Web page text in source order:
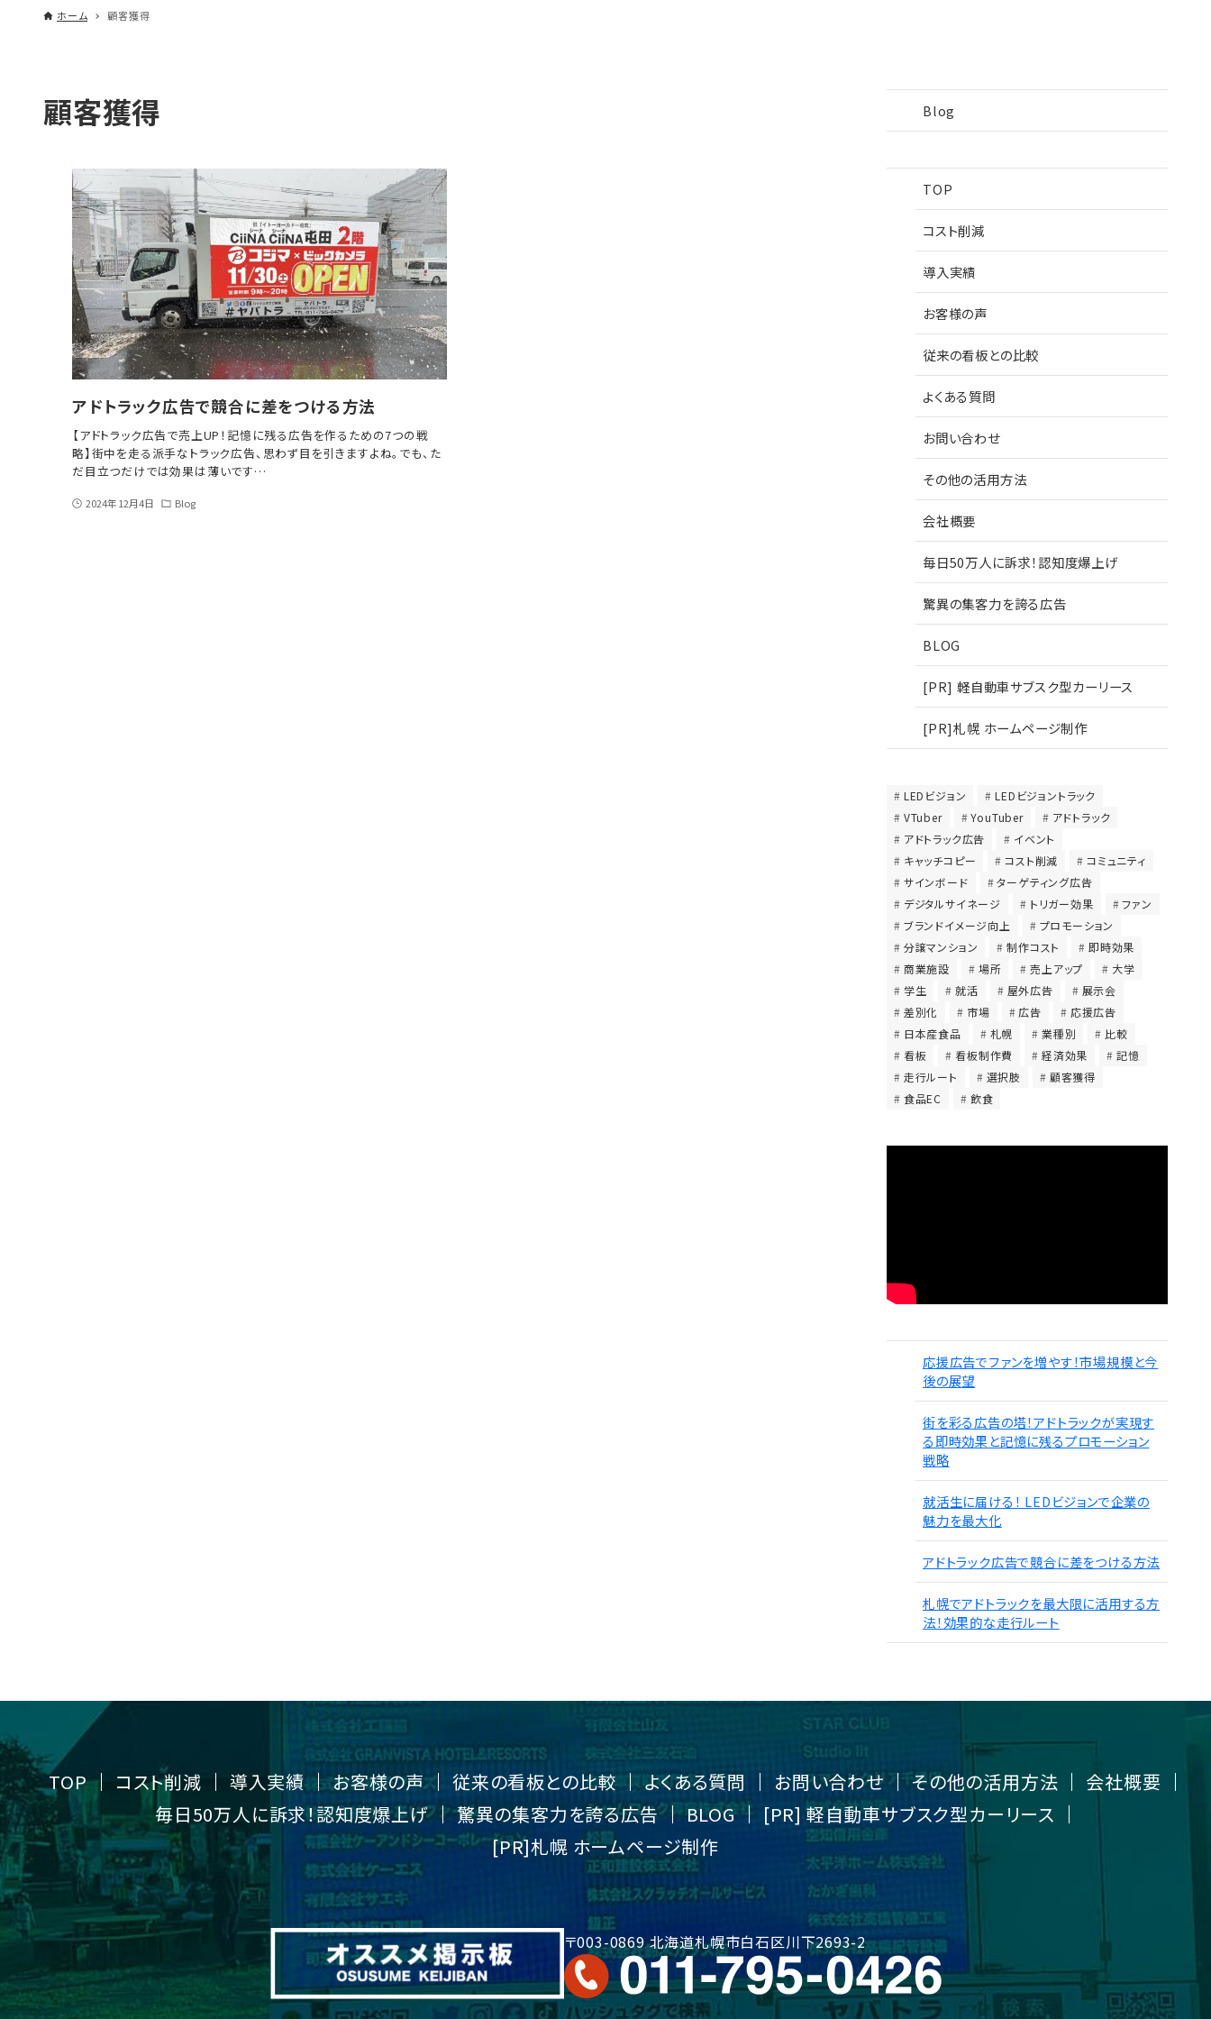
ホーム 顧客獲得
顧客獲得
アドトラック広告で競合に差をつける方法
【アドトラック広告で売上UP！記憶に残る広告を作るための7つの戦
略】街中を走る派手なトラック広告、思わず目を引きますよね。でも、た
だ目立つだけでは効果は薄いです…
2024年12月4日 Blog
Blog
TOP
コスト削減
導入実績
お客様の声
従来の看板との比較
よくある質問
お問い合わせ
その他の活用方法
会社概要
毎日50万人に訴求！認知度爆上げ
驚異の集客力を誇る広告
BLOG
[PR] 軽自動車サブスク型カーリース
[PR]札幌 ホームページ制作
LEDビジョン
LEDビジョントラック
VTuber
YouTuber
アドトラック
アドトラック広告
イベント
キャッチコピー
コスト削減
コミュニティ
サインボード
ターゲティング広告
デジタルサイネージ
トリガー効果
ファン
ブランドイメージ向上
プロモーション
分譲マンション
制作コスト
即時効果
商業施設
場所 売上アップ
大学
学生
就活 屋外広告
展示会
差別化
市場 広告
応援広告
日本産食品
札幌 業種別
比較
看板
看板制作費 経済効果
記憶
走行ルート
選択肢
顧客獲得
食品EC
飲食
応援広告でファンを増やす！市場規模と今
後の展望
街を彩る広告の塔！アドトラックが実現す
る即時効果と記憶に残るプロモーション
戦略
就活生に届ける！ LEDビジョンで企業の
魅力を最大化
アドトラック広告で競合に差をつける方法
札幌でアドトラックを最大限に活用する方
法！効果的な走行ルート
TOP コスト削減 導入実績 お客様の声 従来の看板との比較 よくある質問 お問い合わせ その他の活用方法
会社概要
毎日50万人に訴求！認知度爆上げ
驚異の集客力を誇る広告 BLOG
[PR] 軽自動車サブスク型カーリース
[PR]札幌 ホームページ制作
〒003-0869 北海道札幌市白石区川下2693-2